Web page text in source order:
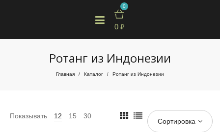
0
0 ₽
Ротанг из Индонезии
Главная / Каталог / Ротанг из Индонезии
Показывать 12 15 30
Сортировка